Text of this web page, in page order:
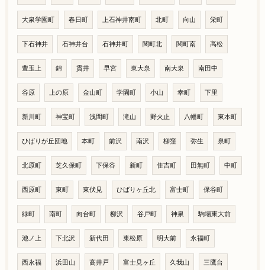
大泉学園町 春日町 上石神井南町 北町 向山 栄町
下石神井 石神井台 石神井町 関町北 関町南 高松
豊玉上 錦 貫井 早宮 東大泉 南大泉 南田中
谷原 上の原 金山町 学園町 小山 幸町 下里
新川町 神宝町 浅間町 滝山 野火止 八幡町 東本町
ひばりが丘団地 本町 前沢 南沢 柳窪 弥生 泉町
北原町 芝久保町 下保谷 新町 住吉町 田無町 中町
西原町 東町 東伏見 ひばりヶ丘北 富士町 保谷町
緑町 南町 向台町 柳沢 谷戸町 神泉 駒場東大前
池ノ上 下北沢 新代田 東松原 明大前 永福町
西永福 浜田山 高井戸 富士見ヶ丘 久我山 三鷹台